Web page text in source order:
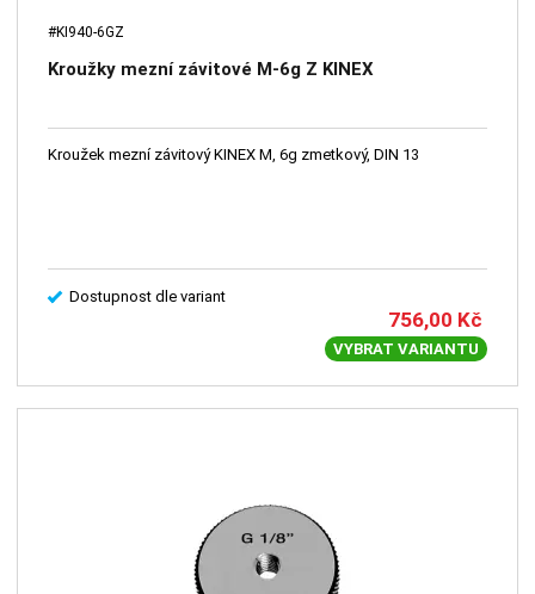
#KI940-6GZ
Kroužky mezní závitové M-6g Z KINEX
Kroužek mezní závitový KINEX M, 6g zmetkový, DIN 13
Dostupnost dle variant
756,00 Kč
VYBRAT VARIANTU